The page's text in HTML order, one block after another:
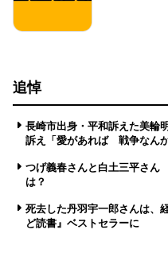
追悼
長崎市出身・平和訴えた美
訴え「愛があれば 戦争なんか
つげ義春さんと白土三平さん
は？
死去した丹羽宇一郎さんは
ど読書』ベストセラーに